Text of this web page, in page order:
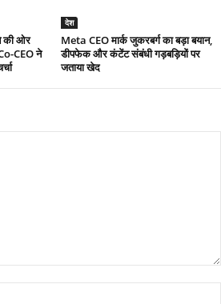
की ओर
CEO ने
देश
Meta CEO मार्क जुकरबर्ग का बड़ा बयान,
डीपफेक और कंटेंट संबंधी गड़बड़ियों पर
जताया खेद